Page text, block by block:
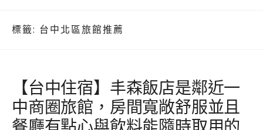
標籤: 台中北區旅館推薦
【台中住宿】丰森飯店是鄰近一
中商圈旅館，房間寬敞舒服並且
餐廳有點心與飲料能隨時取用的